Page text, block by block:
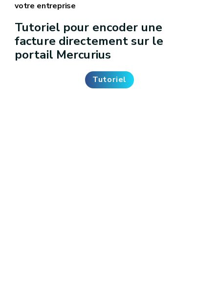
votre entreprise
Tutoriel pour encoder une
facture directement sur le
portail Mercurius
Tutoriel